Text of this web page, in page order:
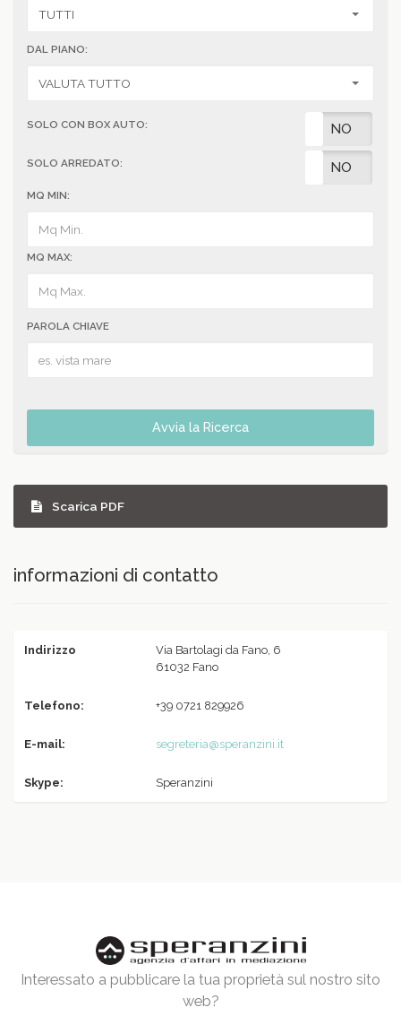
DAL PIANO:
SOLO CON BOX AUTO: NO
SOLO ARREDATO: NO
MQ MIN:
MQ MAX:
PAROLA CHIAVE
Avvia la Ricerca
Scarica PDF
informazioni di contatto
Indirizzo
Via Bartolagi da Fano, 6
61032 Fano
Telefono: +39 0721 829926
E-mail: segreteria@speranzini.it
Skype: Speranzini
Interessato a pubblicare la tua proprietà sul nostro sito
web?